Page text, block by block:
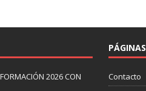
2026 CON
PÁGINAS
Contacto